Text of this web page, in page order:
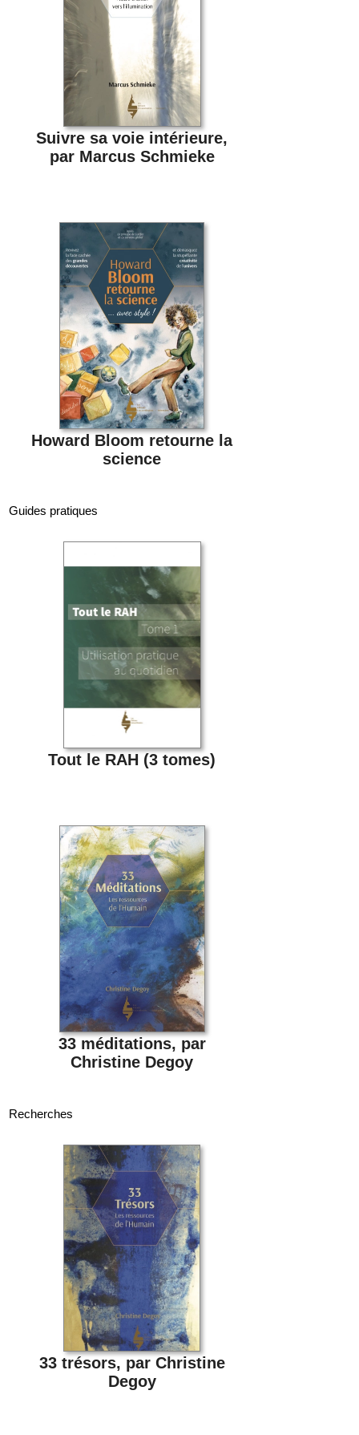
Suivre sa voie intérieure,
par Marcus Schmieke
Howard Bloom retourne la
science
Guides pratiques
Tout le RAH (3 tomes)
33 méditations, par
Christine Degoy
Recherches
33 trésors, par Christine
Degoy